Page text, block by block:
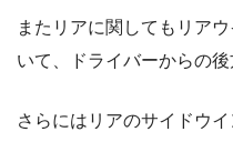
またリアに関してもリア
いて、ドライバーからの
さらにはリアのサイドウ